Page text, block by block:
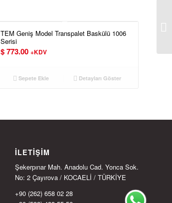
TEM Geniş Model Transpalet Baskülü 1006
Serisi
$773.00 +KDV
Sepete Ekle Detayları Göster
İLETIŞIM
Şekerpınar Mah. Anadolu Cad. Yonca Sok.
No: 2 Çayırova / KOCAELİ / TÜRKİYE
+90 (262) 658 02 28